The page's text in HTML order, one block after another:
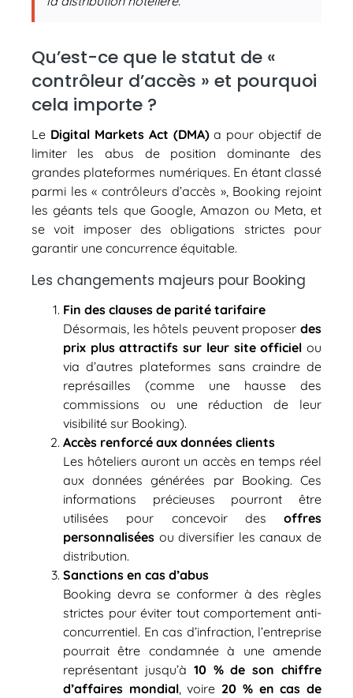
Qu’est-ce que le statut de «
contrôleur d’accès » et pourquoi
cela importe ?
Le Digital Markets Act (DMA)a pour objectif de
limiter les abus de position dominante des
grandes plateformes numériques. En étant classé
parmi les « contrôleurs d’accès », Booking rejoint
les géants tels que Google, Amazon ou Meta, et
se voit imposer des obligations strictes pour
garantir une concurrence équitable.
Les changements majeurs pour Booking
Fin des clauses de parité tarifaire
Désormais, les hôtels peuvent proposerdes
prix plus attractifs sur leur site officiel ou
via d’autres plateformes sans craindre de
représailles (comme une hausse des
commissions ou une réduction de leur
visibilité sur Booking).
Accès renforcé aux données clients
Les hôteliers auront un accès en temps réel
aux données générées par Booking. Ces
informations précieuses pourront être
utilisées pour concevoir desoffres
personnaliséesou diversifier les canaux de
distribution.
Sanctions en cas d’abus
Booking devra se conformer à des règles
strictes pour éviter tout comportement anti-
concurrentiel. En cas d’infraction, l’entreprise
pourrait être condamnée à une amende
représentant jusqu’à 10 % de son chiffre
d’affaires mondial, voire 20 % en cas de